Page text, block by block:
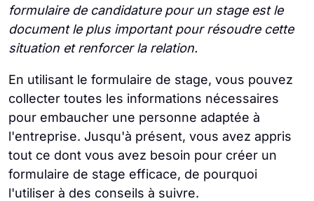
formulaire de candidature pour un stage est le
document le plus important pour résoudre cette
situation et renforcer la relation.
En utilisant le formulaire de stage, vous pouvez
collecter toutes les informations nécessaires
pour embaucher une personne adaptée à
l'entreprise. Jusqu'à présent, vous avez appris
tout ce dont vous avez besoin pour créer un
formulaire de stage efficace, de pourquoi
l'utiliser à des conseils à suivre.